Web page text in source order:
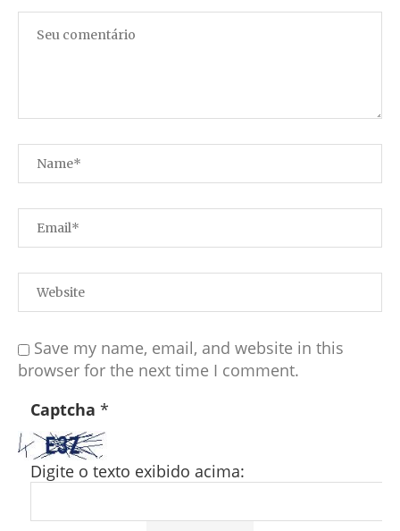
Save my name, email, and website in this
browser for the next time I comment.
Captcha *
Digite o texto exibido acima: